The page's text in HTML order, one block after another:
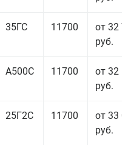
35ГС 11700
от 32
руб.
А500С 11700
от 32
руб.
25Г2С 11700
от 33
руб.